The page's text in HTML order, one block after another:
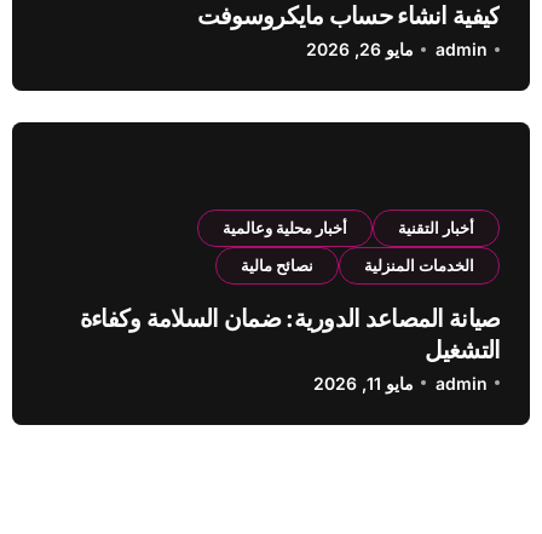
كيفية انشاء حساب مايكروسوفت
admin مايو 26, 2026
أخبار التقنية
أخبار محلية وعالمية
الخدمات المنزلية
نصائح مالية
صيانة المصاعد الدورية: ضمان السلامة وكفاءة
التشغيل
admin مايو 11, 2026